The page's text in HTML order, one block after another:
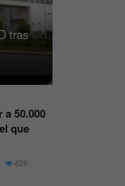
tras
50.000
que
626